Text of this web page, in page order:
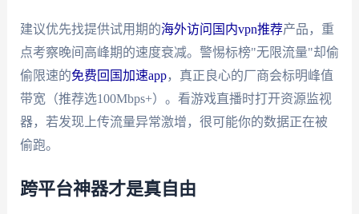
建议优先找提供试用期的海外访问国内vpn推荐产品，重
点考察晚间高峰期的速度衰减。警惕标榜"无限流量"却偷
偷限速的免费回国加速app，真正良心的厂商会标明峰值
带宽（推荐选100Mbps+）。看游戏直播时打开资源监视
器，若发现上传流量异常激增，很可能你的数据正在被
偷跑。
跨平台神器才是真自由